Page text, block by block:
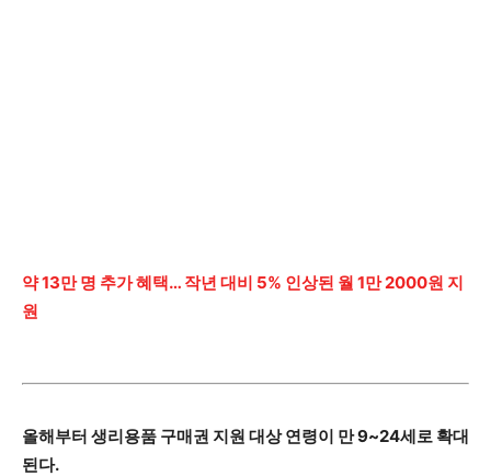
약 13만 명 추가 혜택… 작년 대비 5% 인상된 월 1만 2000원 지
원
올해부터 생리용품 구매권 지원 대상 연령이 만 9~24세로 확대
된다.